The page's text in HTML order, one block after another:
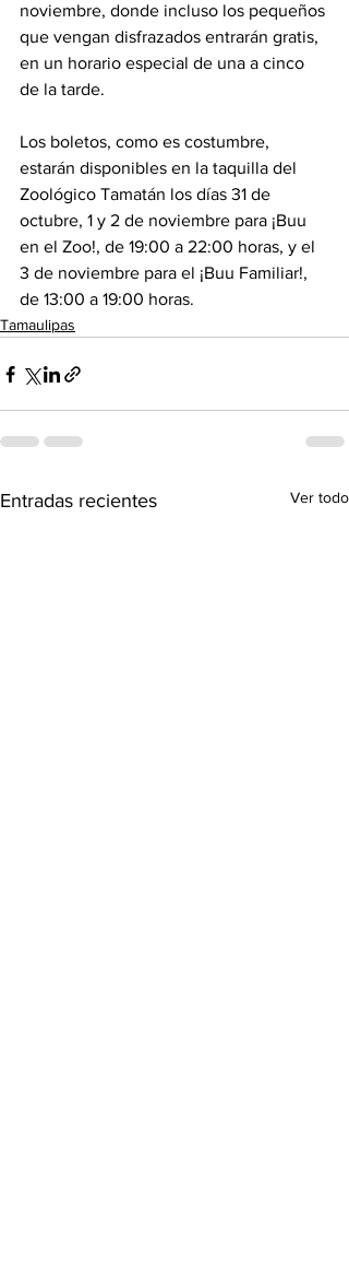
noviembre, donde incluso los pequeños
que vengan disfrazados entrarán gratis,
en un horario especial de una a cinco
de la tarde.
Los boletos, como es costumbre,
estarán disponibles en la taquilla del
Zoológico Tamatán los días 31 de
octubre, 1 y 2 de noviembre para ¡Buu
en el Zoo!, de 19:00 a 22:00 horas, y el
3 de noviembre para el ¡Buu Familiar!,
de 13:00 a 19:00 horas.
Tamaulipas
Entradas recientes Ver todo